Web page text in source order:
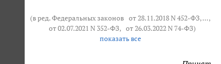
(в ред. Федеральных законов от 28.11.2018 N 452-ФЗ, … ,
от 02.07.2021 N 352-ФЗ, от 26.03.2022 N 74-ФЗ)
показать все